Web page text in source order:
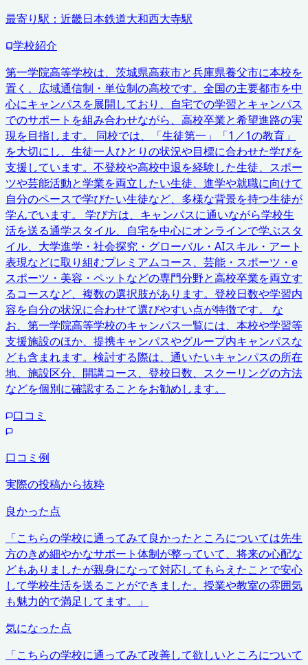
最寄り駅： 近畿日本鉄道大和西大寺駅
学校紹介
第一学院高等学校は、茨城県高萩市と兵庫県養父市に本校を
置く、広域通信制・単位制の高校です。全国の主要都市を中
心にキャンパスを展開しており、自宅での学習とキャンパス
でのサポートを組み合わせながら、高校卒業と希望進路の実
現を目指します。 同校では、「生徒第一」「1／1の教育」
を大切にし、生徒一人ひとりの状況や目標に合わせた学びを
支援しています。不登校や高校中退を経験した生徒、スポー
ツや芸能活動と学業を両立したい生徒、進学や就職に向けて
自分のペースで学びたい生徒など、多様な背景を持つ生徒が
学んでいます。 学び方は、キャンパスに通いながら学校生
活を送る通学スタイル、自宅を中心にオンラインで学ぶスタ
イル、大学進学・社会探究・グローバル・AIスキル・アート
表現などに取り組むプレミアムコース、芸能・スポーツ・e
スポーツ・美容・ペットなどの専門分野と高校卒業を両立す
るコースなど、複数の選択肢があります。登校日数や学習内
容を自分の状況に合わせて選びやすい点が特徴です。 な
お、第一学院高等学校のキャンパス一覧には、本校や学習等
支援施設のほか、提携キャンパスやグループ内キャンパスな
ども含まれます。検討する際は、通いたいキャンパスの所在
地、施設区分、開講コース、登校日数、スクーリングの方法
などを個別に確認することをお勧めします。
口コミ
口コミ例
実際の投稿から抜粋
良かった点
「こちらの学校に通ってみて良かったところについては先生
方のきめ細やかなサポート体制が整っていて、将来の心配な
どもありましたが親身になって対応してもらえたことで安心
して学校生活を送ることができました。授業や教室の雰囲気
も魅力的で満足してます。
」
気になった点
「こちらの学校に通ってみて改善して欲しいところについて